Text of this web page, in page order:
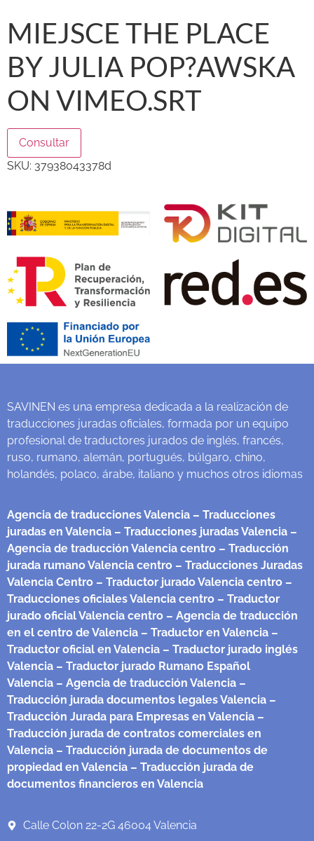
MIEJSCE THE PLACE
BY JULIA POP?AWSKA
ON VIMEO.SRT
Consultar
SKU: 37938043378d
SAVINEN es una empresa dedicada a la realización de
traducciones juradas oficiales, formada por un equipo
profesional de traductores jurados de inglés, francés,
ruso, rumano, alemán, portugués, búlgaro, chino,
holandés, polaco, árabe, italiano y muchos otros idiomas
Agencia de traducciones Valencia – Traducciones
juradas en Valencia – Traducciones juradas Valencia –
Agencia de traducción Valencia centro – Traducción
jurada rumano Valencia centro – Traducciones Juradas
Valencia Centro – Traductor jurado Valencia centro –
Traducciones oficiales Valencia centro – Traductor
jurado oficial Valencia centro – Agencia de traducción
en el centro de Valencia – Traductor en Valencia –
Traductor oficial en Valencia – Traductor jurado inglés
Valencia – Traductor jurado Rumano Español
Valencia – Agencia de traducción Valencia –
Traducción jurada documentos legales Valencia –
Traducción Jurada para Empresas en Valencia –
Traducción jurada de contratos comerciales en
Valencia – Traducción jurada de documentos de
propiedad en Valencia – Traducción jurada de
documentos financieros en Valencia
Calle Colon 22-2G 46004 Valencia